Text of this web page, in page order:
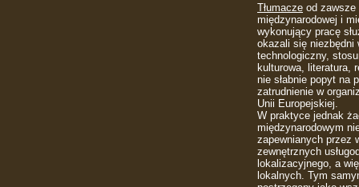
Tłumacze od
międzynarodowej i
wykonujący pracę
okazali się niezbędni
technologiczny,
kulturowa, literatura,
nie słabnie popyt na
zatrudnienie w
Unii Europejskiej.
W praktyce jednak
międzynarodowym
zapewnianych przez
zewnętrznych
lokalizacyjnego, a
lokalnych. Tym